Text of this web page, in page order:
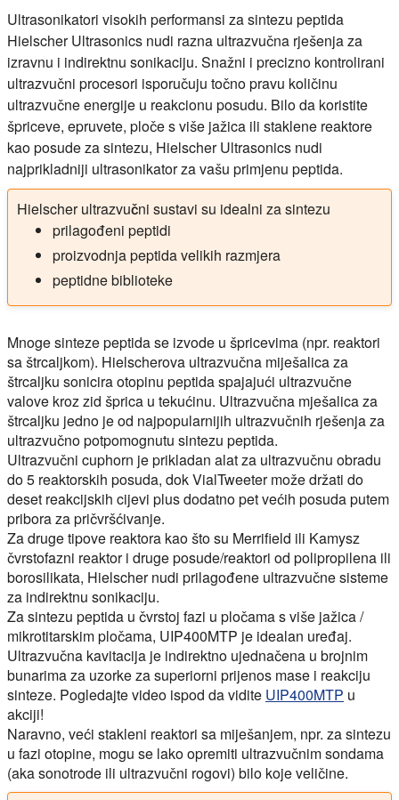
Ultrasonikatori visokih performansi za sintezu peptida
Hielscher Ultrasonics nudi razna ultrazvučna rješenja za
izravnu i indirektnu sonikaciju. Snažni i precizno kontrolirani
ultrazvučni procesori isporučuju točno pravu količinu
ultrazvučne energije u reakcionu posudu. Bilo da koristite
špriceve, epruvete, ploče s više jažica ili staklene reaktore
kao posude za sintezu, Hielscher Ultrasonics nudi
najprikladniji ultrasonikator za vašu primjenu peptida.
Hielscher ultrazvučni sustavi su idealni za sintezu
prilagođeni peptidi
proizvodnja peptida velikih razmjera
peptidne biblioteke
Mnoge sinteze peptida se izvode u špricevima (npr. reaktori
sa štrcaljkom). Hielscherova ultrazvučna miješalica za
štrcaljku sonicira otopinu peptida spajajući ultrazvučne
valove kroz zid šprica u tekućinu. Ultrazvučna mješalica za
štrcaljku jedno je od najpopularnijih ultrazvučnih rješenja za
ultrazvučno potpomognutu sintezu peptida.
Ultrazvučni cuphorn je prikladan alat za ultrazvučnu obradu
do 5 reaktorskih posuda, dok VialTweeter može držati do
deset reakcijskih cijevi plus dodatno pet većih posuda putem
pribora za pričvršćivanje.
Za druge tipove reaktora kao što su Merrifield ili Kamysz
čvrstofazni reaktor i druge posude/reaktori od polipropilena ili
borosilikata, Hielscher nudi prilagođene ultrazvučne sisteme
za indirektnu sonikaciju.
Za sintezu peptida u čvrstoj fazi u pločama s više jažica /
mikrotitarskim pločama, UIP400MTP je idealan uređaj.
Ultrazvučna kavitacija je indirektno ujednačena u brojnim
bunarima za uzorke za superiorni prijenos mase i reakciju
sinteze. Pogledajte video ispod da vidite UIP400MTP u
akciji!
Naravno, veći stakleni reaktori sa miješanjem, npr. za sintezu
u fazi otopine, mogu se lako opremiti ultrazvučnim sondama
(aka sonotrode ili ultrazvučni rogovi) bilo koje veličine.